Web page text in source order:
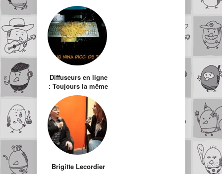
Diffuseurs en ligne
: Toujours la même
pub ! Pire que du
Mercurochrome…
Brigitte Lecordier